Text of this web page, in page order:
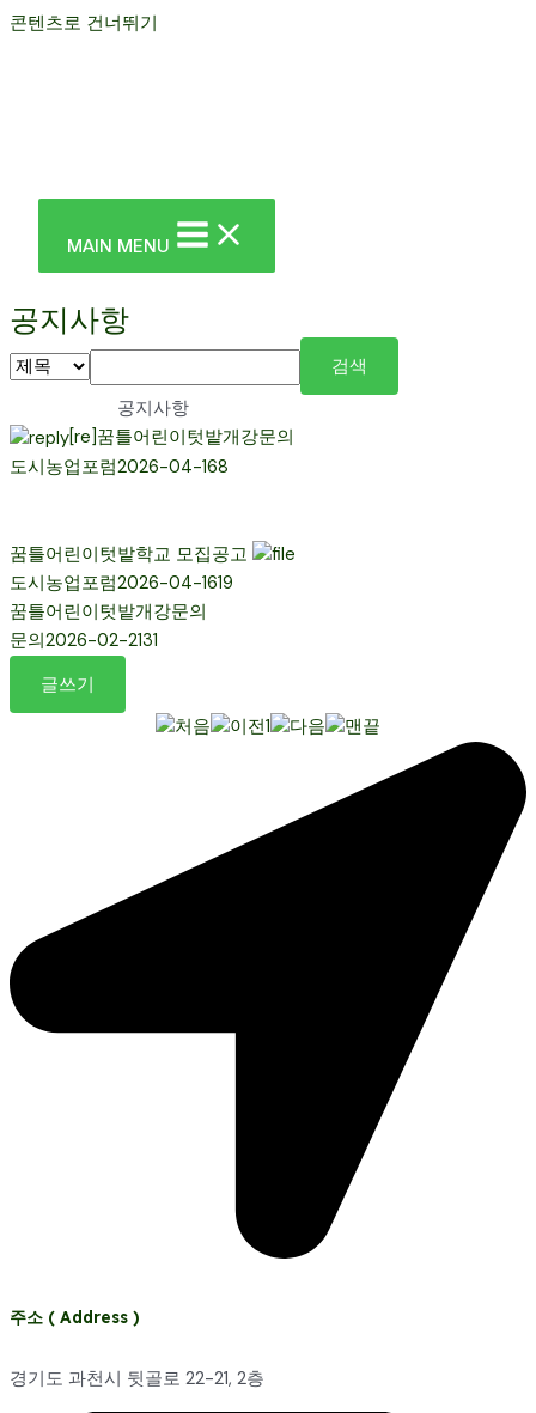
콘텐츠로 건너뛰기
MAIN MENU
공지사항
검색
공지사항
[re]꿈틀어린이텃밭개강문의
도시농업포럼2026-04-168
꿈틀어린이텃밭학교 모집공고
도시농업포럼2026-04-1619
꿈틀어린이텃밭개강문의
문의 2026-02-2131
글쓰기
1
주소 ( Address )
경기도 과천시 뒷골로 22-21, 2층